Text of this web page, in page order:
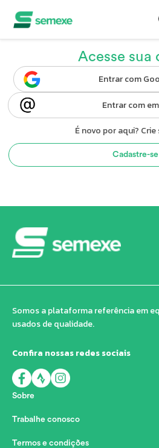
Acesse sua
Entrar com
Entrar com
É novo por aqui?
Cadastre-se
Somos a plataforma referência em
usados de qualidade.
Confira nossas redes sociais
Sobre
Trabalhe conosco
Termos e condições